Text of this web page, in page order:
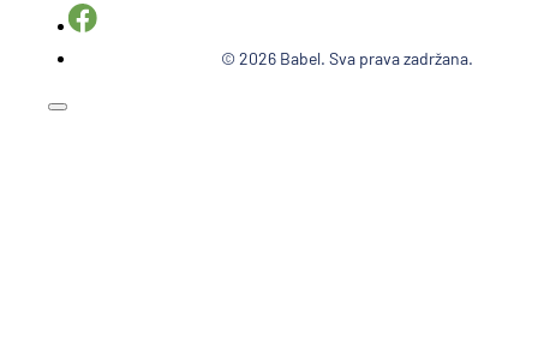
© 2026 Babel. Sva prava zadržana.